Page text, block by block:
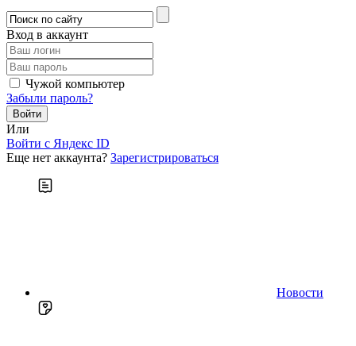
Вход в аккаунт
Чужой компьютер
Забыли пароль?
Или
Войти c Яндекс ID
Еще нет аккаунта? Зарегистрироваться
Новости